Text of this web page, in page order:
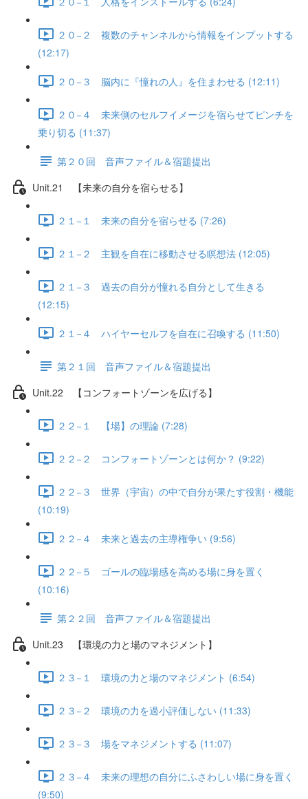
２０−２ 複数のチャンネルから情報をインプットする
(12:17)
２０−３ 脳内に『憧れの人』を住まわせる (12:11)
２０−４ 未来側のセルフイメージを宿らせてピンチを
乗り切る (11:37)
第２０回 音声ファイル＆宿題提出
Unit.21 【未来の自分を宿らせる】
２１−１ 未来の自分を宿らせる (7:26)
２１−２ 主観を自在に移動させる瞑想法 (12:05)
２１−３ 過去の自分が憧れる自分として生きる
(12:15)
２１−４ ハイヤーセルフを自在に召喚する (11:50)
第２１回 音声ファイル＆宿題提出
Unit.22 【コンフォートゾーンを広げる】
２２−１ 【場】の理論 (7:28)
２２−２ コンフォートゾーンとは何か？ (9:22)
２２−３ 世界（宇宙）の中で自分が果たす役割・機能
(10:19)
２２−４ 未来と過去の主導権争い (9:56)
２２−５ ゴールの臨場感を高める場に身を置く
(10:16)
第２２回 音声ファイル＆宿題提出
Unit.23 【環境の力と場のマネジメント】
２３−１ 環境の力と場のマネジメント (6:54)
２３−２ 環境の力を過小評価しない (11:33)
２３−３ 場をマネジメントする (11:07)
２３−４ 未来の理想の自分にふさわしい場に身を置く
(9:50)